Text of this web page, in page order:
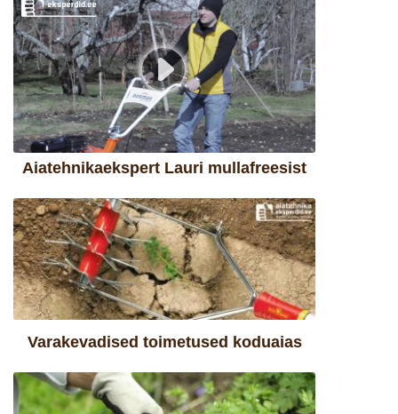
Aiatehnikaekspert Lauri mullafreesist
Varakevadised toimetused koduaias